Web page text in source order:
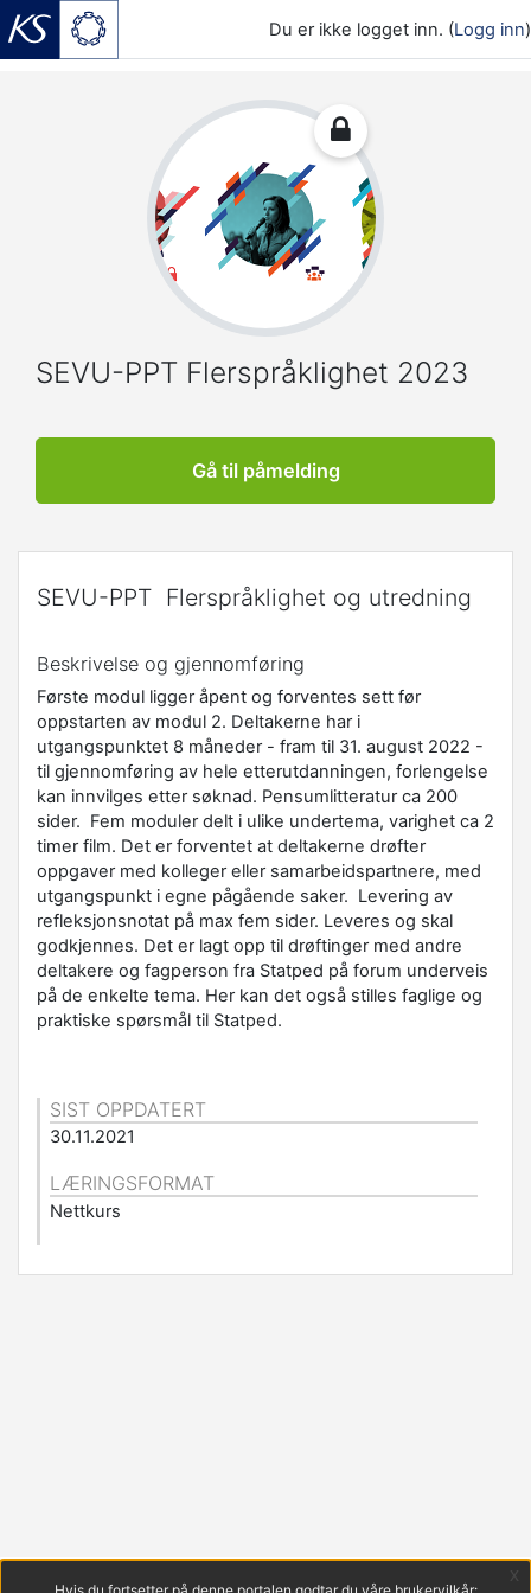
Du er ikke logget inn. (Logg inn)
SEVU-PPT Flerspråklighet 2023
Gå til påmelding
SEVU-PPT Flerspråklighet og utredning
Beskrivelse og gjennomføring
Første modul ligger åpent og forventes sett før
oppstarten av modul 2. Deltakerne har i
utgangspunktet 8 måneder - fram til 31. august 2022 -
til gjennomføring av hele etterutdanningen, forlengelse
kan innvilges etter søknad. Pensumlitteratur ca 200
sider. Fem moduler delt i ulike undertema, varighet ca 2
timer film. Det er forventet at deltakerne drøfter
oppgaver med kolleger eller samarbeidspartnere, med
utgangspunkt i egne pågående saker. Levering av
refleksjonsnotat på max fem sider. Leveres og skal
godkjennes. Det er lagt opp til drøftinger med andre
deltakere og fagperson fra Statped på forum underveis
på de enkelte tema. Her kan det også stilles faglige og
praktiske spørsmål til Statped.
SIST OPPDATERT
30.11.2021
LÆRINGSFORMAT
Nettkurs
x